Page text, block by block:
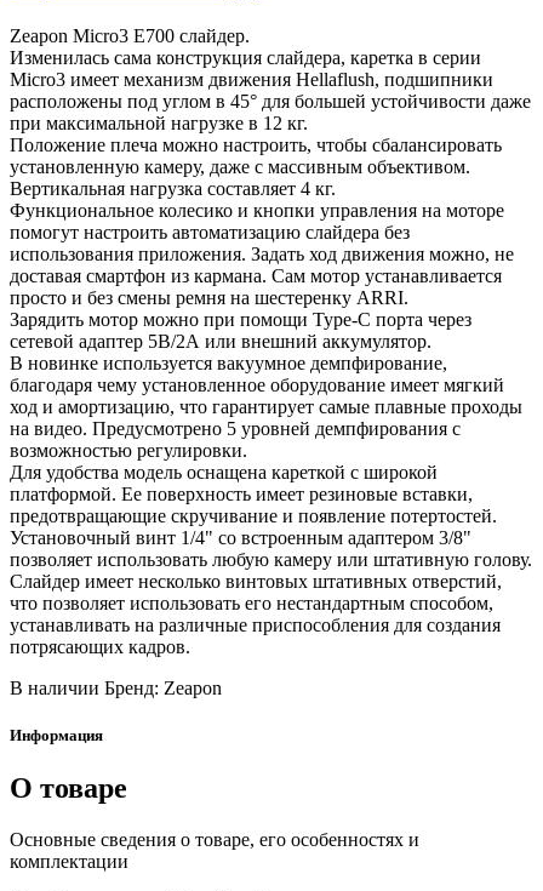
Zeapon Micro3 E700 слайдер.
Изменилась сама конструкция слайдера, каретка в серии
Micro3 имеет механизм движения Hellaflush, подшипники
расположены под углом в 45° для большей устойчивости даже
при максимальной нагрузке в 12 кг.
Положение плеча можно настроить, чтобы сбалансировать
установленную камеру, даже с массивным объективом.
Вертикальная нагрузка составляет 4 кг.
Функциональное колесико и кнопки управления на моторе
помогут настроить автоматизацию слайдера без
использования приложения. Задать ход движения можно, не
доставая смартфон из кармана. Сам мотор устанавливается
просто и без смены ремня на шестеренку ARRI.
Зарядить мотор можно при помощи Type-C порта через
сетевой адаптер 5В/2А или внешний аккумулятор.
В новинке используется вакуумное демпфирование,
благодаря чему установленное оборудование имеет мягкий
ход и амортизацию, что гарантирует самые плавные проходы
на видео. Предусмотрено 5 уровней демпфирования с
возможностью регулировки.
Для удобства модель оснащена кареткой с широкой
платформой. Ее поверхность имеет резиновые вставки,
предотвращающие скручивание и появление потертостей.
Установочный винт 1/4" со встроенным адаптером 3/8"
позволяет использовать любую камеру или штативную голову.
Слайдер имеет несколько винтовых штативных отверстий,
что позволяет использовать его нестандартным способом,
устанавливать на различные приспособления для создания
потрясающих кадров.
В наличии Бренд: Zeapon
Информация
О товаре
Основные сведения о товаре, его особенностях и
комплектации